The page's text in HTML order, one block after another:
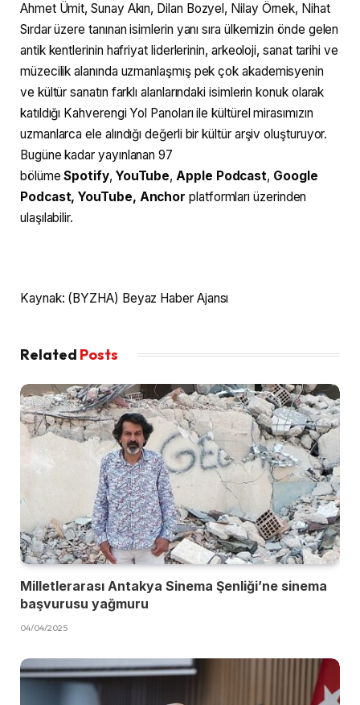
Ahmet Ümit, Sunay Akın, Dilan Bozyel, Nilay Örnek, Nihat
Sırdar üzere tanınan isimlerin yanı sıra ülkemizin önde gelen
antik kentlerinin hafriyat liderlerinin, arkeoloji, sanat tarihi ve
müzecilik alanında uzmanlaşmış pek çok akademisyenin
ve kültür sanatın farklı alanlarındaki isimlerin konuk olarak
katıldığı Kahverengi Yol Panoları ile kültürel mirasımızın
uzmanlarca ele alındığı değerli bir kültür arşiv oluşturuyor.
Bugüne kadar yayınlanan 97
bölümeSpotify, YouTube,Apple Podcast, Google
Podcast, YouTube, Anchorplatformları üzerinden
ulaşılabilir.
Kaynak: (BYZHA) Beyaz Haber Ajansı
Related Posts
Milletlerarası Antakya Sinema Şenliği’ne sinema
başvurusu yağmuru
04/04/2025